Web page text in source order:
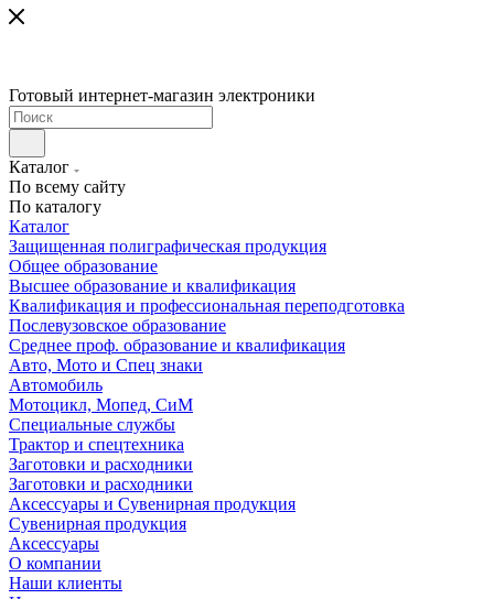
Готовый интернет-магазин электроники
Каталог
По всему сайту
По каталогу
Каталог
Защищенная полиграфическая продукция
Общее образование
Высшее образование и квалификация
Квалификация и профессиональная переподготовка
Послевузовское образование
Среднее проф. образование и квалификация
Авто, Мото и Спец знаки
Автомобиль
Мотоцикл, Мопед, СиМ
Специальные службы
Трактор и спецтехника
Заготовки и расходники
Заготовки и расходники
Аксессуары и Сувенирная продукция
Сувенирная продукция
Аксессуары
О компании
Наши клиенты